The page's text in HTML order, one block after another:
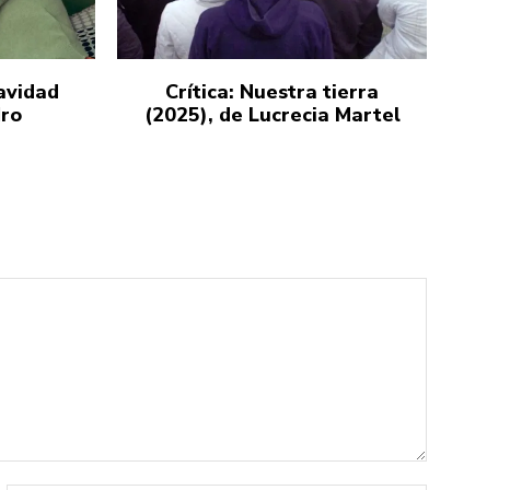
Crítica: Nuestra tierra
(2025), de Lucrecia Martel